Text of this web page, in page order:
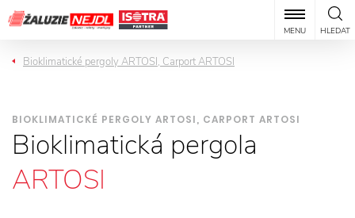
HLEDAT
MENU
Bioklimatické pergoly ARTOSI, Carport ARTOSI
BIOKLIMATICKÉ PERGOLY ARTOSI, CARPORT ARTOSI
Bioklimatická pergola
ARTOSI